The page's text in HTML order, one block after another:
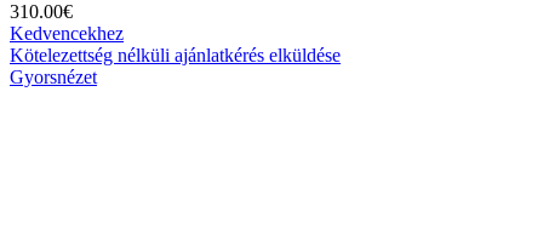
310.00€
Kedvencekhez
Kötelezettség nélküli ajánlatkérés elküldése
Gyorsnézet